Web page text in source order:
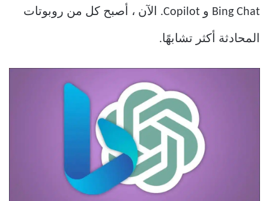
Bing Chat و Copilot. الآن ، أصبح كل من روبوتات
المحادثة أكثر تشابهًا.